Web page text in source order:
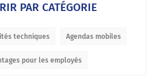
PAR CATÉGORIE
techniques Agendas mobiles
pour les employés